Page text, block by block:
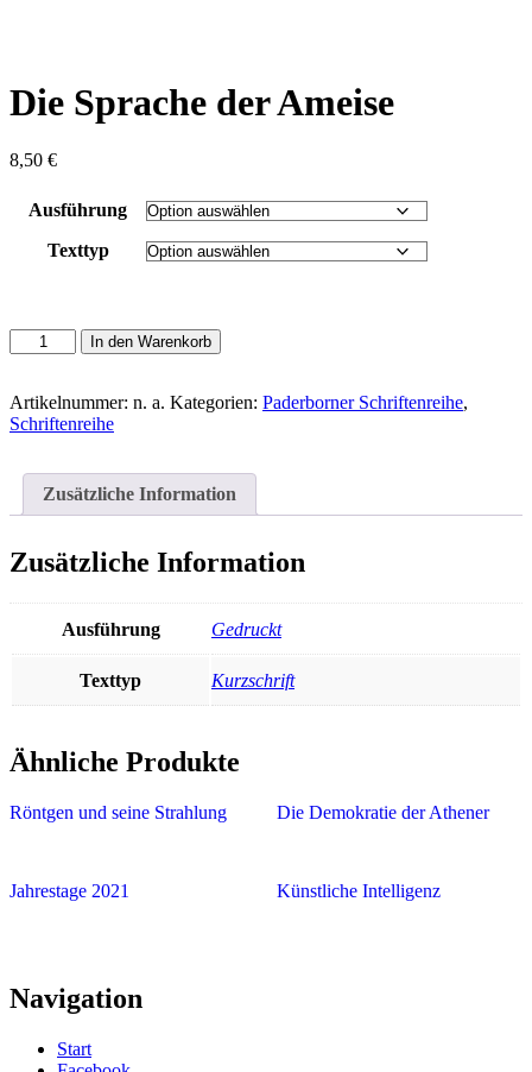
Die Sprache der Ameise
8,50 €
Ausführung
Texttyp
Sprache
Ameise
Menge
In den Warenkorb
Artikelnummer: n. a. Kategorien: Paderborner Schriftenreihe,
Schriftenreihe
Zusätzliche Information
Zusätzliche Information
Ausführung Gedruckt
Texttyp Kurzschrift
Ähnliche Produkte
Röntgen und seine Strahlung Die Demokratie der Athener
Jahrestage 2021 Künstliche Intelligenz
Navigation
Start